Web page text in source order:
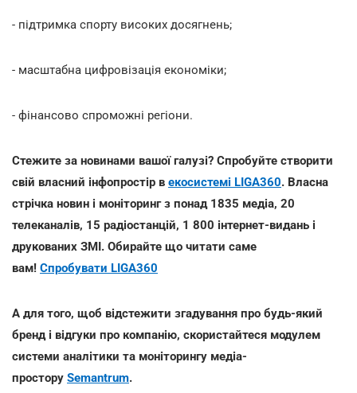
- підтримка спорту високих досягнень;
- масштабна цифровізація економіки;
- фінансово спроможні регіони.
Стежите за новинами вашої галузі? Спробуйте створити
свій власний інфопростір в екосистемі LIGA360. Власна
стрічка новин і моніторинг з понад 1835 медіа, 20
телеканалів, 15 радіостанцій, 1 800 інтернет-видань і
друкованих ЗМІ. Обирайте що читати саме
вам! Спробувати LIGA360
А для того, щоб відстежити згадування про будь-який
бренд і відгуки про компанію, скористайтеся модулем
системи аналітики та моніторингу медіа-
простору Semantrum.